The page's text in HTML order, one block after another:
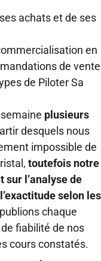
achats et de ses
en
de vente
de Piloter Sa
plusieurs
desquels nous
impossible de
toutefois notre
sur l’analyse de
selon les
chaque
fiabilité de nos
cours constatés.